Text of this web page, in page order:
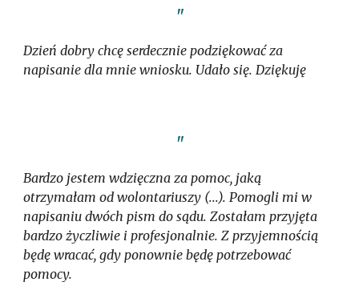
"
Dzień dobry chcę serdecznie podziękować za
napisanie dla mnie wniosku. Udało się. Dziękuję
"
Bardzo jestem wdzięczna za pomoc, jaką
otrzymałam od wolontariuszy (...). Pomogli mi w
napisaniu dwóch pism do sądu. Zostałam przyjęta
bardzo życzliwie i profesjonalnie. Z przyjemnością
będę wracać, gdy ponownie będę potrzebować
pomocy.